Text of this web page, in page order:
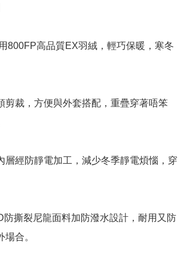
800FP高品質EX羽絨，輕巧保暖，寒冬
剪裁，方便與外套搭配，重疊穿著唔笨
層經防靜電加工，減少冬季靜電煩惱，穿
防撕裂尼龍面料加防潑水設計，耐用又防
合。